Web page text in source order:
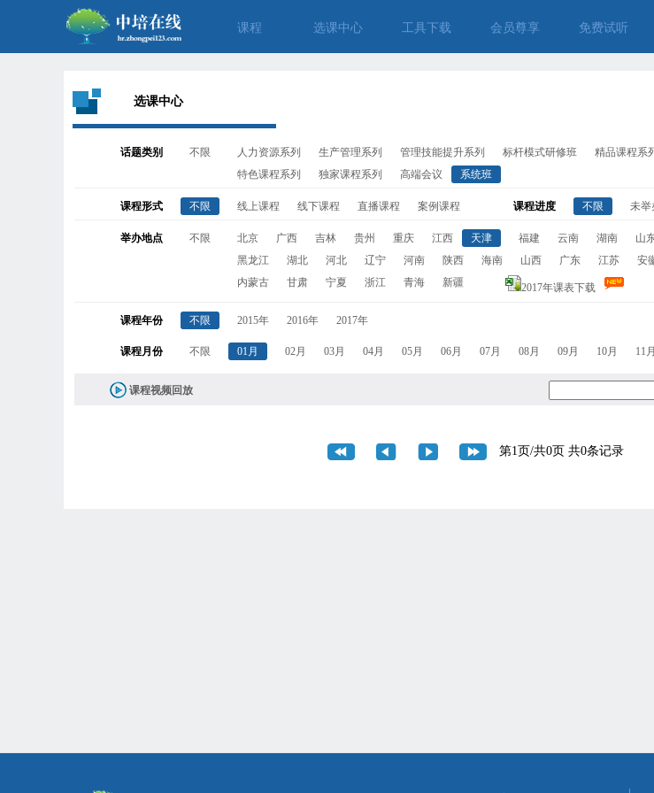
课程 选课中心 工具下载 会员尊享 免费试听
选课中心
话题类别 不限 人力资源系列 生产管理系列 管理技能提升系列 标杆模式研修班
精品课程系
特色课程系列
独家课程系列 高端会议 系统班
课程形式 不限 线上课程 线下课程 直播课程 案例课程 课程进度 不限 未举
举办地点 不限 北京 广西 吉林 贵州 重庆 江西 天津 福建 云南 湖南 山
黑龙江
湖北 河北 辽宁 河南 陕西 海南 山西 广东 江苏 安
内蒙古
甘肃 宁夏 浙江 青海 新疆 2017年课表下载
课程年份 不限 2015年 2016年 2017年
课程月份 不限 01月 02月 03月 04月 05月 06月 07月 08月 09月 10月 11月
课程视频回放
第1页/共0页 共0条记录